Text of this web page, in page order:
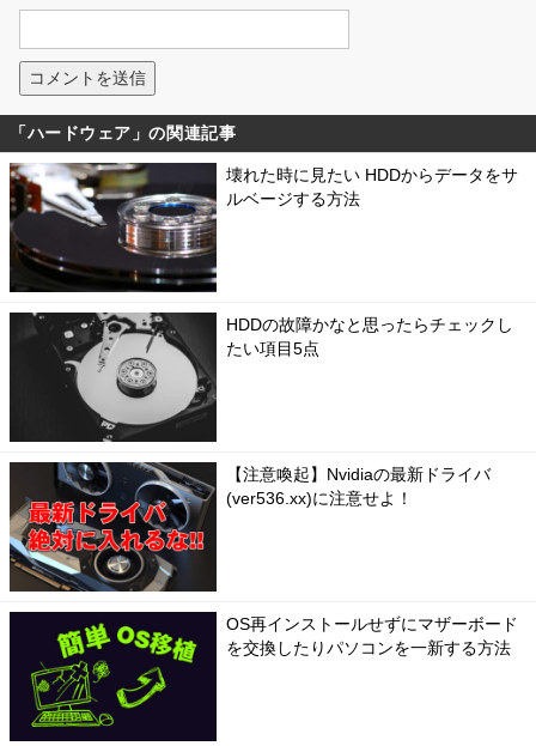
「ハードウェア」の関連記事
壊れた時に見たい HDDからデータをサ
ルベージする方法
HDDの故障かなと思ったらチェックし
たい項目5点
【注意喚起】Nvidiaの最新ドライバ
(ver536.xx)に注意せよ！
OS再インストールせずにマザーボード
を交換したりパソコンを一新する方法